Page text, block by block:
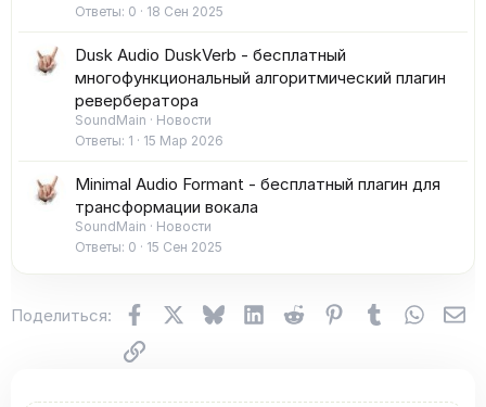
Ответы 0 18 Сен 2025
Dusk Audio DuskVerb - бесплатный
многофункциональный алгоритмический плагин
ревербератора
SoundMain
Новости
Ответы 1 15 Мар 2026
Minimal Audio Formant - бесплатный плагин для
трансформации вокала
SoundMain
Новости
Ответы 0 15 Сен 2025
Поделиться: FacebookX (Twitter)
BlueskyLinkedInReddit Pinterest
Tumblr
Ссылка